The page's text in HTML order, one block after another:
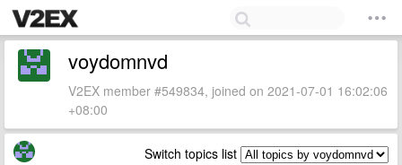
voydomnvd
V2EX member #549834, joined on 2021-07-01 16:02:06
+08:00
Switch topics list